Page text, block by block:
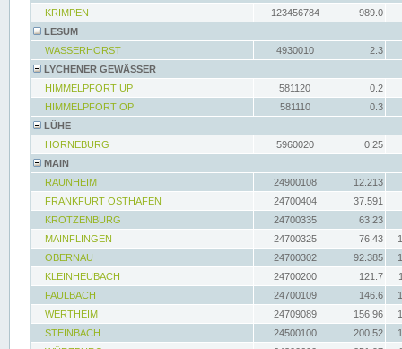
KRIMPEN
123456784
989.0
LESUM
WASSERHORST
4930010
2.3
LYCHENER GEWÄSSER
HIMMELPFORT UP
581120
0.2
HIMMELPFORT OP
581110
0.3
LÜHE
HORNEBURG
5960020
0.25
MAIN
RAUNHEIM
24900108
12.213
FRANKFURT OSTHAFEN
24700404
37.591
KROTZENBURG
24700335
63.23
MAINFLINGEN
24700325 76.43
OBERNAU
24700302 92.385
KLEINHEUBACH
24700200 121.7
FAULBACH
24700109 146.6
WERTHEIM
24709089 156.96
STEINBACH
24500100 200.52